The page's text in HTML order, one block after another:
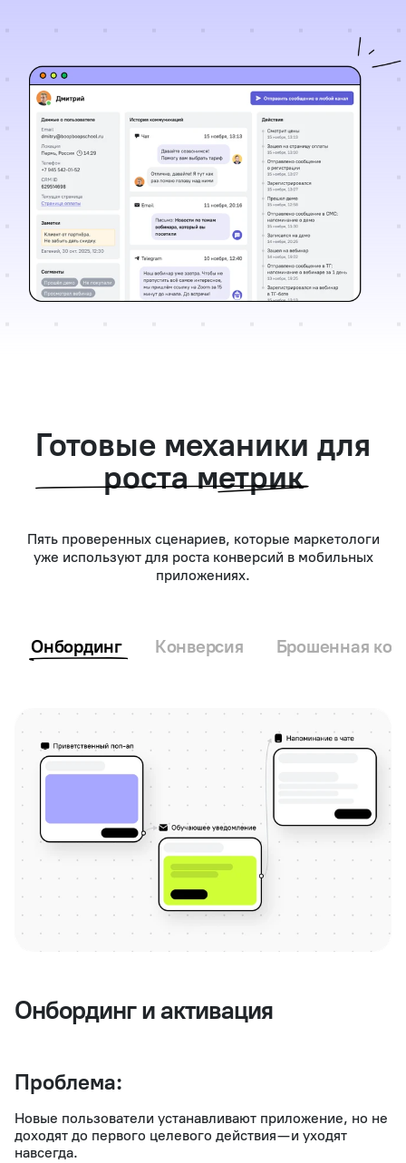
Готовые механики для
роста метрик
Пять проверенных сценариев, которые маркетологи
уже используют для роста конверсий в мобильных
приложениях.
Онбординг Конверсия Брошенная
Онбординг и активация
Проблема:
Новые пользователи устанавливают приложение, но не
доходят до первого целевого действия — и уходят
навсегда.